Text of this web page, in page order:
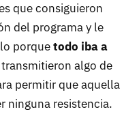
que consiguieron
del programa y le
porquetodo iba a
algo de
permitir que aquella
ninguna resistencia.